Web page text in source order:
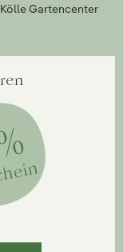
Gartencenter